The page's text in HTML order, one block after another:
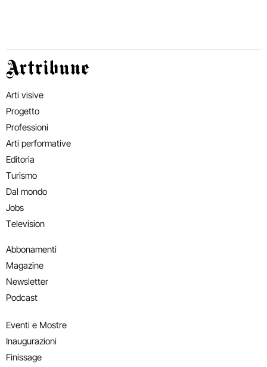
Artribune
Arti visive
Progetto
Professioni
Arti performative
Editoria
Turismo
Dal mondo
Jobs
Television
Abbonamenti
Magazine
Newsletter
Podcast
Eventi e Mostre
Inaugurazioni
Finissage